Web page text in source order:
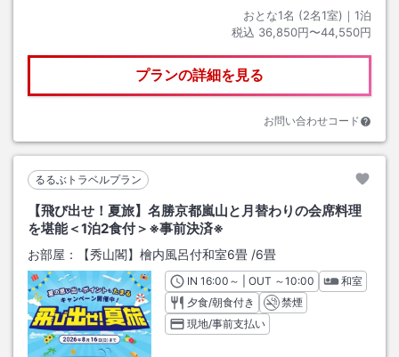
おとな1名 (2名1室)｜ 1泊
税込 36,850円〜44,550円
プランの詳細を見る
お問い合わせコード
るるぶトラベルプラン
【飛び出せ！夏旅】名勝京都嵐山と月替わりの会席料理
を堪能＜1泊2食付＞※事前決済※
お部屋： 【秀山閣】檜内風呂付和室6畳 /6畳
INチェックイン
16:00 ～ | OUT チェックアウト
～10:00
和室
夕食/朝食付き
禁煙
現地/事前支払い